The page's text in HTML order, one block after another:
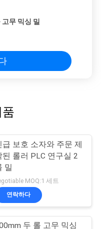
무 믹싱 밀
급 보호 소자와 주문 제
된 롤러 PLC 연구실 2
밀
MOQ:1 세트
연락하다
두 롤 고무 믹싱